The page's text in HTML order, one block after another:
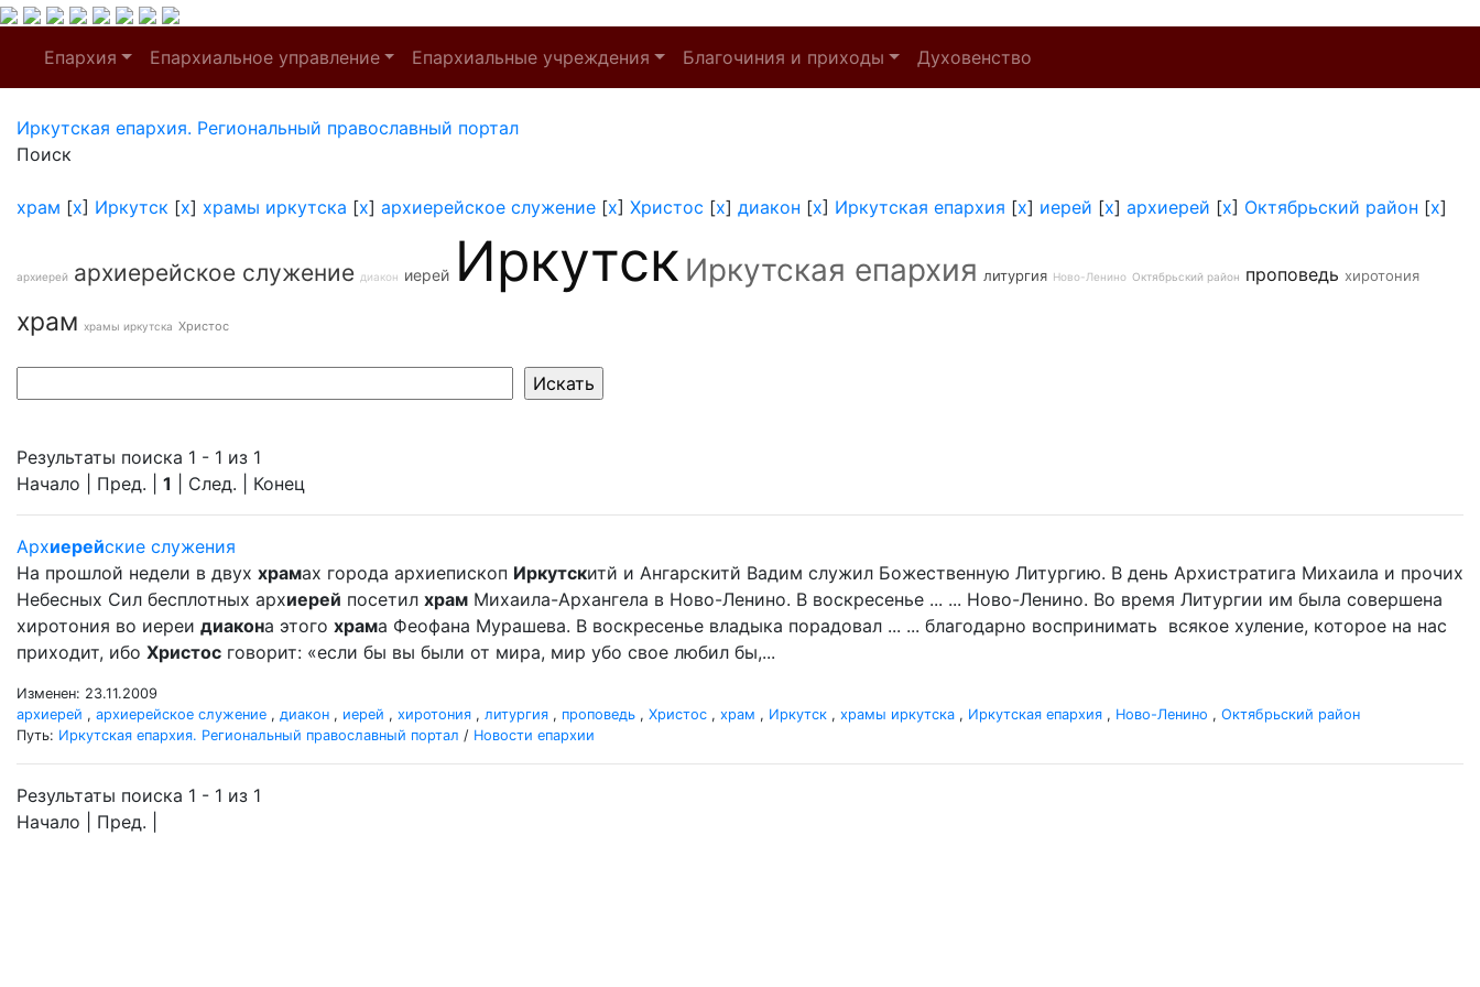
Епархия Епархиальное управление Епархиальные учреждения Благочиния и приходы Духовенство
Иркутская епархия. Региональный православный портал
Поиск
храм [x] Иркутск [x] храмы иркутска [x] архиерейское служение [x] Христос [x] диакон [x] Иркутская епархия [x] иерей [x] архиерей [x] Октябрьский район [x]
архиерей архиерейское служение диакон иерей Иркутск Иркутская епархия литургия Ново-Ленино Октябрьский район проповедь хиротония
храм храмы иркутска Христос
Результаты поиска 1 - 1 из 1
Начало | Пред. | 1 | След. | Конец
Архиерейские служения
На прошлой недели в двух храмах города архиепископ Иркутскитй и Ангарскитй Вадим служил Божественную Литургию. В день Архистратига Михаила и прочих
Небесных Сил бесплотных архиерей посетил храм Михаила-Архангела в Ново-Ленино. В воскресенье ... ... Ново-Ленино. Во время Литургии им была совершена
хиротония во иереи диакона этого храма Феофана Мурашева. В воскресенье владыка порадовал ... ... благодарно воспринимать всякое хуление, которое на нас
приходит, ибо Христос говорит: «если бы вы были от мира, мир убо свое любил бы,...
Изменен: 23.11.2009
архиерей , архиерейское служение , диакон , иерей , хиротония , литургия , проповедь , Христос , храм , Иркутск , храмы иркутска , Иркутская епархия , Ново-Ленино , Октябрьский район
Путь: Иркутская епархия. Региональный православный портал / Новости епархии
Результаты поиска 1 - 1 из 1
Начало | Пред. |